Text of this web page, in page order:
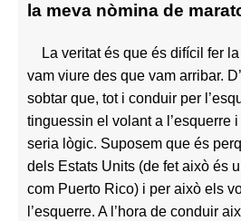
la meva nòmina de
La veritat és que és difícil fer
vam viure des que vam arribar.
sobtar que, tot i conduir per
tinguessin el volant a l’esquerre
seria lògic. Suposem que és
dels Estats Units (de fet això és
com Puerto Rico) i per això els
l’esquerre. A l’hora de conduir